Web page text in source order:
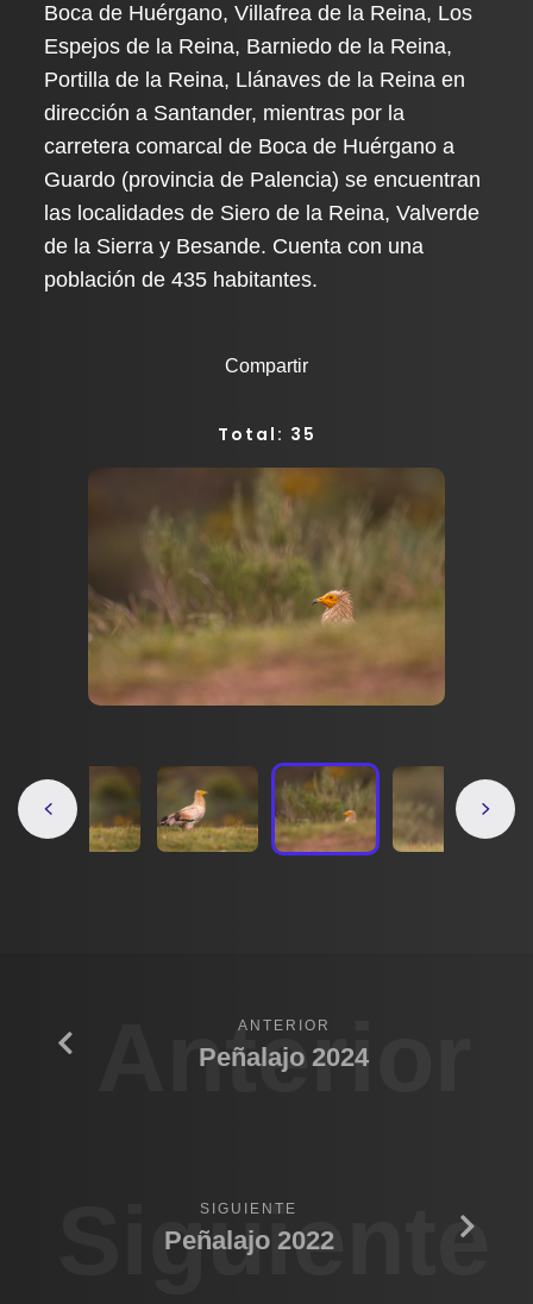
Boca de Huérgano, Villafrea de la Reina, Los
Espejos de la Reina, Barniedo de la Reina,
Portilla de la Reina, Llánaves de la Reina en
dirección a Santander, mientras por la
carretera comarcal de Boca de Huérgano a
Guardo (provincia de Palencia) se encuentran
las localidades de Siero de la Reina, Valverde
de la Sierra y Besande. Cuenta con una
población de 435 habitantes.
Compartir
Total: 35
Anterior
ANTERIOR
Peñalajo 2024
Siguiente
SIGUIENTE
Peñalajo 2022